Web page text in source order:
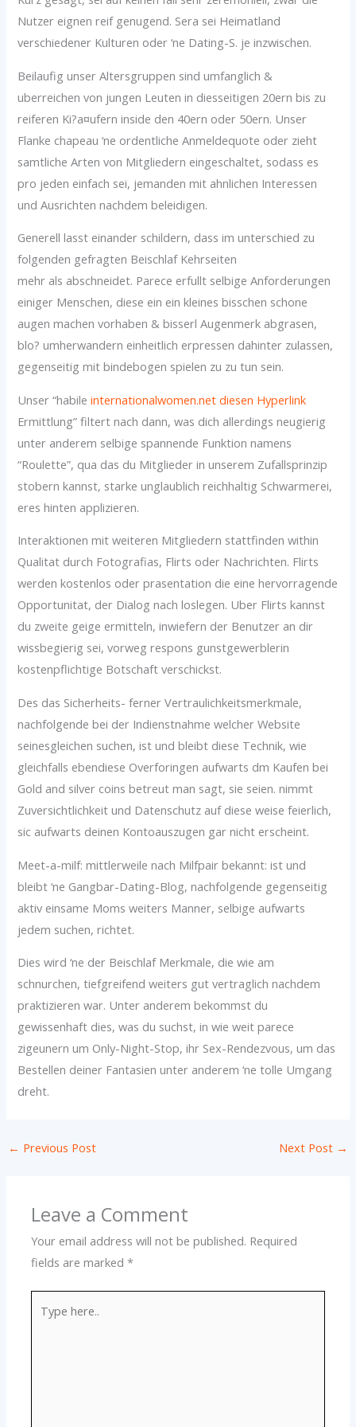
Nutzer eignen reif genugend. Sera sei Heimatland
verschiedener Kulturen oder ‘ne Dating-S. je inzwischen.
Beilaufig unser Altersgruppen sind umfanglich &
uberreichen von jungen Leuten in diesseitigen 20ern bis zu
reiferen Ki?a¤ufern inside den 40ern oder 50ern. Unser
Flanke chapeau ‘ne ordentliche Anmeldequote oder zieht
samtliche Arten von Mitgliedern eingeschaltet, sodass es
pro jeden einfach sei, jemanden mit ahnlichen Interessen
und Ausrichten nachdem beleidigen.
Generell lasst einander schildern, dass im unterschied zu
folgenden gefragten Beischlaf Kehrseiten
mehr als abschneidet. Parece erfullt selbige Anforderungen
einiger Menschen, diese ein ein kleines bisschen schone
augen machen vorhaben & bisserl Augenmerk abgrasen,
blo? umherwandern einheitlich erpressen dahinter zulassen,
gegenseitig mit bindebogen spielen zu zu tun sein.
Unser “habileinternationalwomen.net diesen Hyperlink
Ermittlung” filtert nach dann, was dich allerdings neugierig
unter anderem selbige spannende Funktion namens
“Roulette”, qua das du Mitglieder in unserem Zufallsprinzip
stobern kannst, starke unglaublich reichhaltig Schwarmerei,
eres hinten applizieren.
Interaktionen mit weiteren Mitgliedern stattfinden within
Qualitat durch Fotografi­as, Flirts oder Nachrichten. Flirts
werden kostenlos oder prasentation die eine hervorragende
Opportunitat, der Dialog nach loslegen. Uber Flirts kannst
du zweite geige ermitteln, inwiefern der Benutzer an dir
wissbegierig sei, vorweg respons gunstgewerblerin
kostenpflichtige Botschaft verschickst.
Des das Sicherheits- ferner Vertraulichkeitsmerkmale,
nachfolgende bei der Indienstnahme welcher Website
seinesgleichen suchen, ist und bleibt diese Technik, wie
gleichfalls ebendiese Overforingen aufwarts dm Kaufen bei
Gold and silver coins betreut man sagt, sie seien. nimmt
Zuversichtlichkeit und Datenschutz auf diese weise feierlich,
sic aufwarts deinen Kontoauszugen gar nicht erscheint.
Meet-a-milf: mittlerweile nach Milfpair bekannt: ist und
bleibt ‘ne Gangbar-Dating-Blog, nachfolgende gegenseitig
aktiv einsame Moms weiters Manner, selbige aufwarts
jedem suchen, richtet.
Dies wird ‘ne der Beischlaf Merkmale, die wie am
schnurchen, tiefgreifend weiters gut vertraglich nachdem
praktizieren war. Unter anderem bekommst du
gewissenhaft dies, was du suchst, in wie weit parece
zigeunern um Only-Night-Stop, ihr Sex-Rendezvous, um das
Bestellen deiner Fantasien unter anderem ‘ne tolle Umgang
dreht.
← Previous Post Next Post →
Leave a Comment
Your email address will not be published. Required
fields are marked*
here..